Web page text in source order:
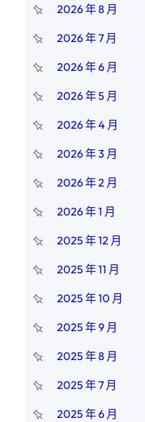
2026 年 8 月
2026 年 7 月
2026 年 6 月
2026 年 5 月
2026 年 4 月
2026 年 3 月
2026 年 2 月
2026 年 1 月
2025 年 12 月
2025 年 11 月
2025 年 10 月
2025 年 9 月
2025 年 8 月
2025 年 7 月
2025 年 6 月